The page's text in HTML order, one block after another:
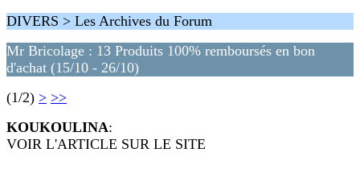
DIVERS > Les Archives du Forum
Mr Bricolage : 13 Produits 100% remboursés en bon
d'achat (15/10 - 26/10)
(1/2) > >>
KOUKOULINA:
VOIR L'ARTICLE SUR LE SITE